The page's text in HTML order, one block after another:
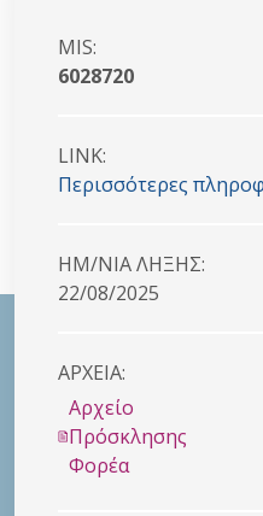
MIS:
6028720
LINK:
Περισσότερες
HM/NIA ΛΗΞΗΣ:
22/08/2025
ΑΡΧΕΙΑ:
Αρχείο
Πρόσκλησης
Φορέα